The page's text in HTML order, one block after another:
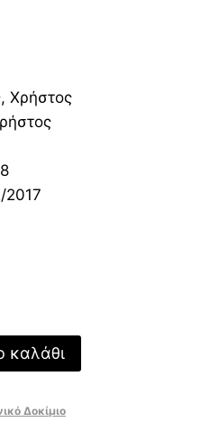
Χρήστος
2017
καλάθι
Δοκίμιο